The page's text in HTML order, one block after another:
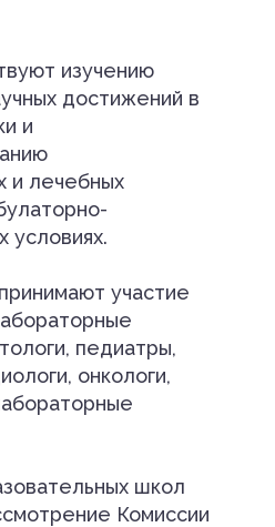
изучению
достижений в
и
и лечебных
условиях.
участие
педиатры,
онкологи,
школ
Комиссии